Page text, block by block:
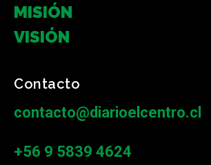
MISIÓN
VISIÓN
Contacto
contacto@diarioelcentro.cl
+56 9 5839 4624